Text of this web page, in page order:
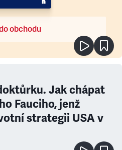
obchodu
Jak chápat
Fauciho, jenž
strategii USA v